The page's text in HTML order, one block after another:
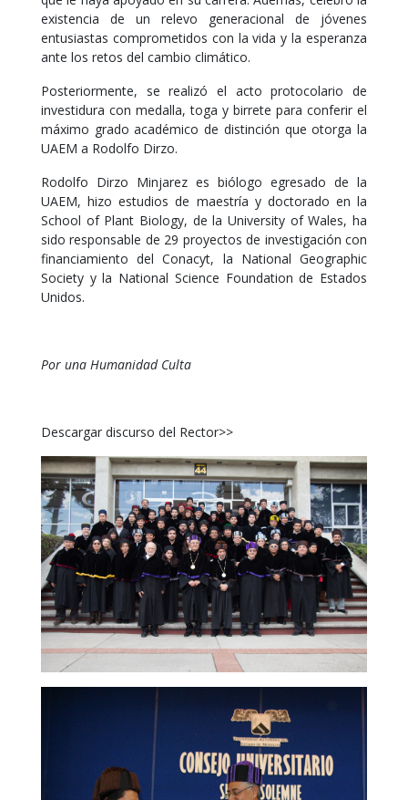
existencia de un relevo generacional de jóvenes
entusiastas comprometidos con la vida y la esperanza
ante los retos del cambio climático.
Posteriormente, se realizó el acto protocolario de
investidura con medalla, toga y birrete para conferir el
máximo grado académico de distinción que otorga la
UAEM a Rodolfo Dirzo.
Rodolfo Dirzo Minjarez es biólogo egresado de la
UAEM, hizo estudios de maestría y doctorado en la
School of Plant Biology, de la University of Wales, ha
sido responsable de 29 proyectos de investigación con
financiamiento del Conacyt, la National Geographic
Society y la National Science Foundation de Estados
Unidos.
Por una Humanidad Culta
Descargar discurso del Rector>>